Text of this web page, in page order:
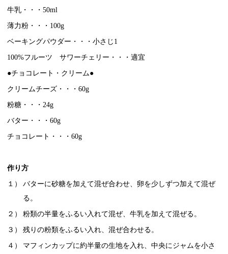
牛乳・・・50ml
薄力粉・・・100g
ベーキングパウダー・・・小さじ1
100%フルーツ サワーチェリー・・・適宜
●チョコレート・クリーム●
クリームチーズ・・・60g
粉糖・・・24g
バター・・・60g
チョコレート・・・60g
作り方
１）
バターに砂糖を加えて混ぜ合わせ、卵を少しずつ加えて混ぜ
る。
２） 粉類の半量をふるい入れて混ぜ、牛乳を加えて混ぜる。
３） 残りの粉類をふるい入れ、混ぜ合わせる。
４）
マフィンカップに約半量の生地を入れ、中央にジャムを小さ